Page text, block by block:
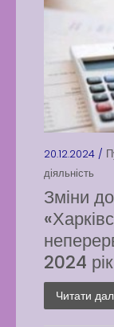
20.12.2024 /
діяльність
Зміни
2024 рік
Читати